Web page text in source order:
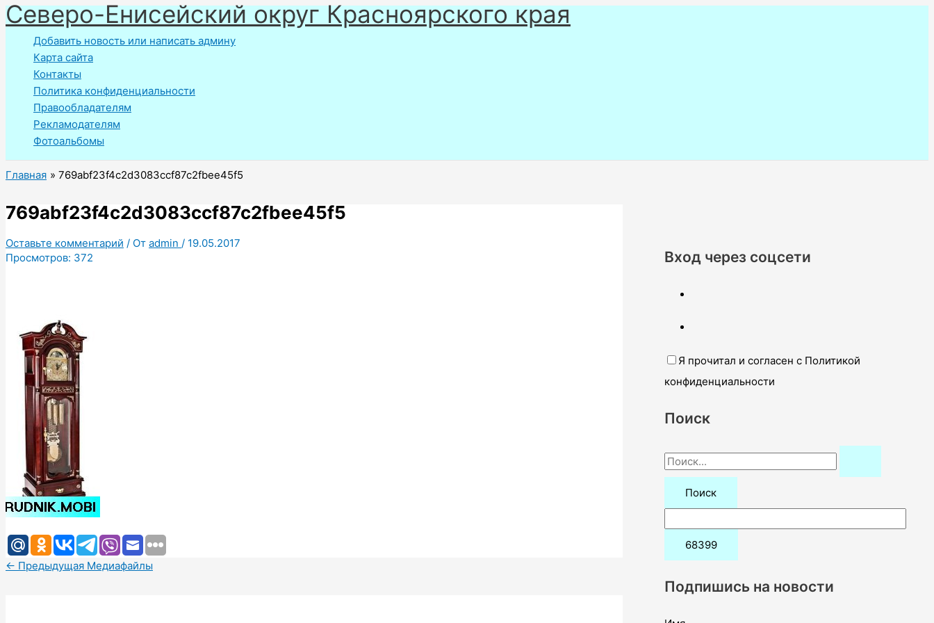
Перейти
к
содержимому
Северо-Енисейский округ Красноярского края
Добавить новость или написать админу
Карта сайта
Контакты
Политика конфиденциальности
Правообладателям
Рекламодателям
Фотоальбомы
Главная 769abf23f4c2d3083ccf87c2fbee45f5
769abf23f4c2d3083ccf87c2fbee45f5
Оставьте комментарий / От admin / 19.05.2017
Просмотров: 372
← Предыдущая Медиафайлы
Вход через соцсети
Я прочитал и согласен с Политикой
конфиденциальности
Поиск
П
о
:
Подпишись на новости